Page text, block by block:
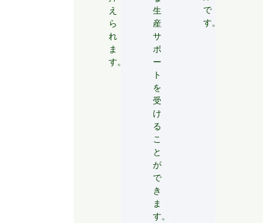
え
ら
れ
ま
す。
生
産
サ
ポ
ー
ト
を
受
け
る
こ
と
が
で
き
ま
す。
で
す。